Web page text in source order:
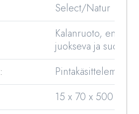
Select/Natur
Kalanruoto,
juokseva ja suora
Pintakäsittelemätön
15 x 70 x 500 mm